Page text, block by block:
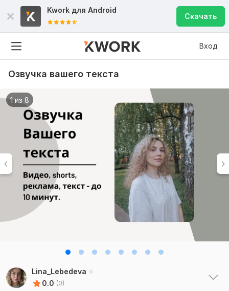
Kwork для Android
Скачать
Вход
Озвучка вашего текста
1 из 8
Lina_Lebedeva
0.0 (0)